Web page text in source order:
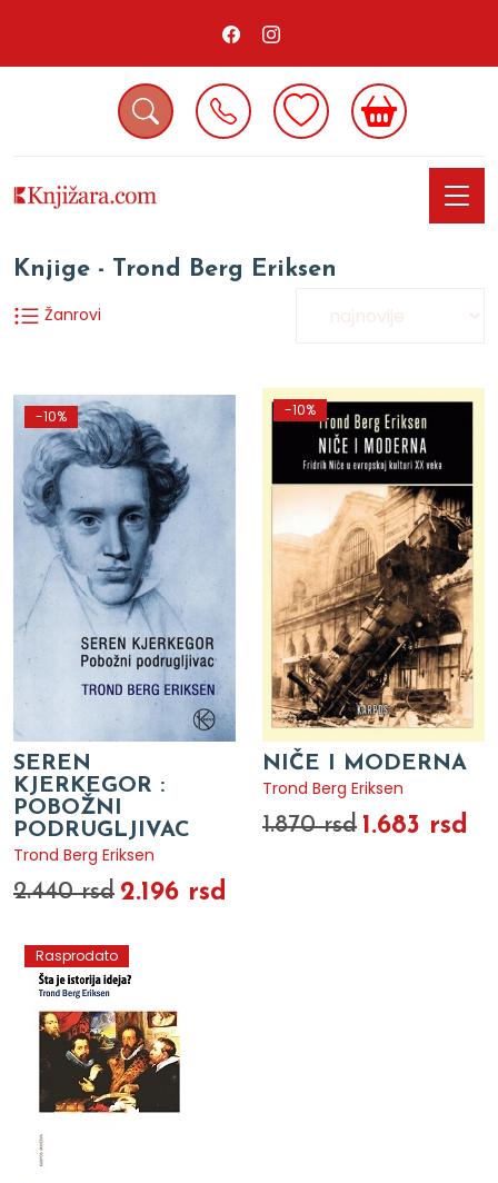
Knjige - Trond Berg Eriksen
Žanrovi
-10%
SEREN
KJERKEGOR :
POBOŽNI
PODRUGLJIVAC
Trond Berg Eriksen
2.440 rsd 2.196 rsd
-10%
NIČE I MODERNA
Trond Berg Eriksen
1.870 rsd 1.683 rsd
Rasprodato